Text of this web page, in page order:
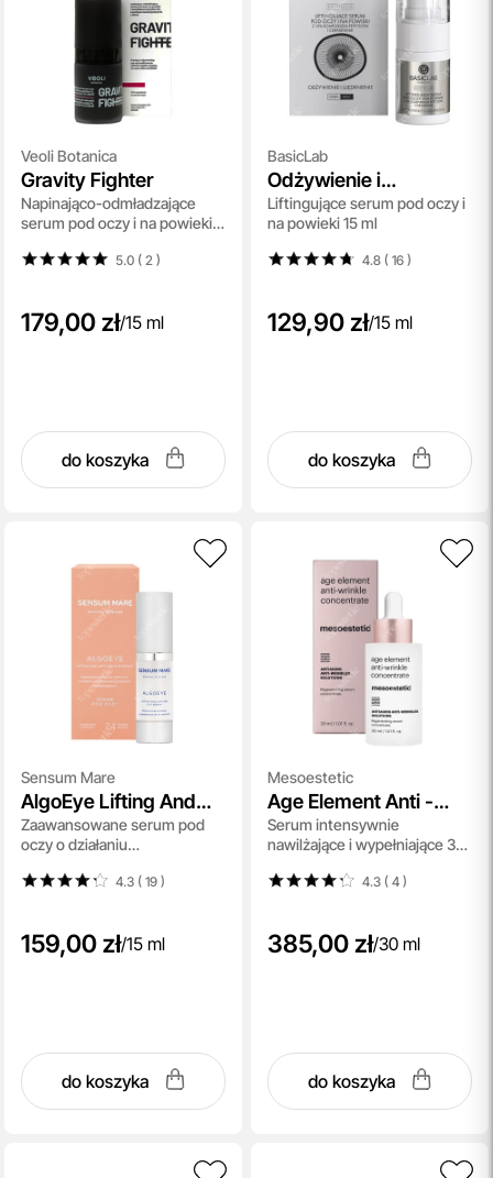
Veoli Botanica
Gravity Fighter
Napinająco-odmładzające
serum pod oczy i na powieki
5.0 ( 2 )
179,00 zł/15 ml
do koszyka
BasicLab
Odżywienie i
Ujędrnienie
Liftingujące serum pod oczy i
na powieki 15 ml
4.8 ( 16)
129,90 zł/15 ml
do koszyka
Sensum Mare
AlgoEye Lifting And
Anti Age Eye Serum
Zaawansowane serum pod
oczy o działaniu
wygładzającym 15 ml
4.3 ( 19)
159,00 zł/15 ml
do koszyka
Mesoestetic
Age Element Anti -
Wrinkle Concentrate
Serum intensywnie
nawilżające i wypełniające 30
4.3 ( 4)
385,00 zł/30 ml
do koszyka